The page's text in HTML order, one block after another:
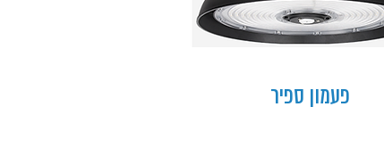
פעמון ספיר